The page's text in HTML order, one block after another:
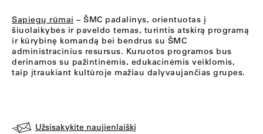
Sapiegų rūmai – ŠMC padalinys, orientuotas į
šiuolaikybės ir paveldo temas, turintis atskirą programą
ir kūrybinę komandą bei bendrus su ŠMC
administracinius resursus. Kuruotos programos bus
derinamos su pažintinėmis, edukacinėmis veiklomis,
taip įtraukiant kultūroje mažiau dalyvaujančias grupes.
Užsisakykite naujienlaiškį